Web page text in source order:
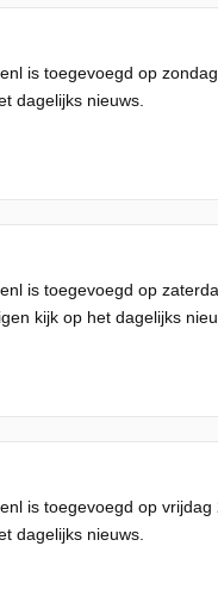
is toegevoegd op
dagelijks nieuws.
is toegevoegd op
kijk op het dagelijks
is toegevoegd op
dagelijks nieuws.